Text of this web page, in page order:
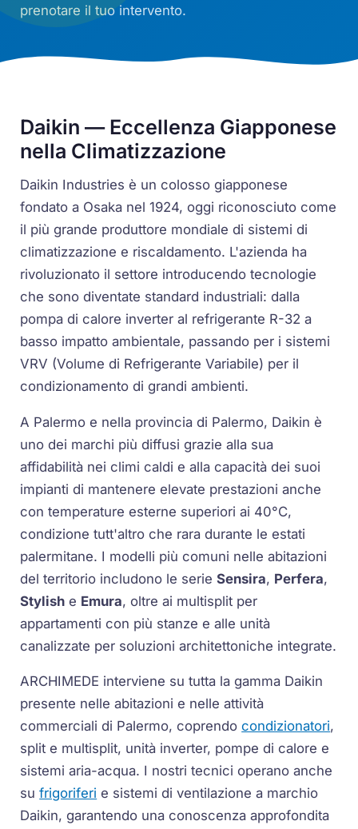
prenotare il tuo intervento.
Daikin — Eccellenza Giapponese
nella Climatizzazione
Daikin Industries è un colosso giapponese
fondato a Osaka nel 1924, oggi riconosciuto come
il più grande produttore mondiale di sistemi di
climatizzazione e riscaldamento. L'azienda ha
rivoluzionato il settore introducendo tecnologie
che sono diventate standard industriali: dalla
pompa di calore inverter al refrigerante R-32 a
basso impatto ambientale, passando per i sistemi
VRV (Volume di Refrigerante Variabile) per il
condizionamento di grandi ambienti.
A Palermo e nella provincia di Palermo, Daikin è
uno dei marchi più diffusi grazie alla sua
affidabilità nei climi caldi e alla capacità dei suoi
impianti di mantenere elevate prestazioni anche
con temperature esterne superiori ai 40°C,
condizione tutt'altro che rara durante le estati
palermitane. I modelli più comuni nelle abitazioni
del territorio includono le serieSensira, Perfera,
Stylish e Emura, oltre ai multisplit per
appartamenti con più stanze e alle unità
canalizzate per soluzioni architettoniche integrate.
ARCHIMEDE interviene su tutta la gamma Daikin
presente nelle abitazioni e nelle attività
commerciali di Palermo, coprendocondizionatori,
split e multisplit, unità inverter, pompe di calore e
sistemi aria-acqua. I nostri tecnici operano anche
sufrigoriferi e sistemi di ventilazione a marchio
Daikin, garantendo una conoscenza approfondita